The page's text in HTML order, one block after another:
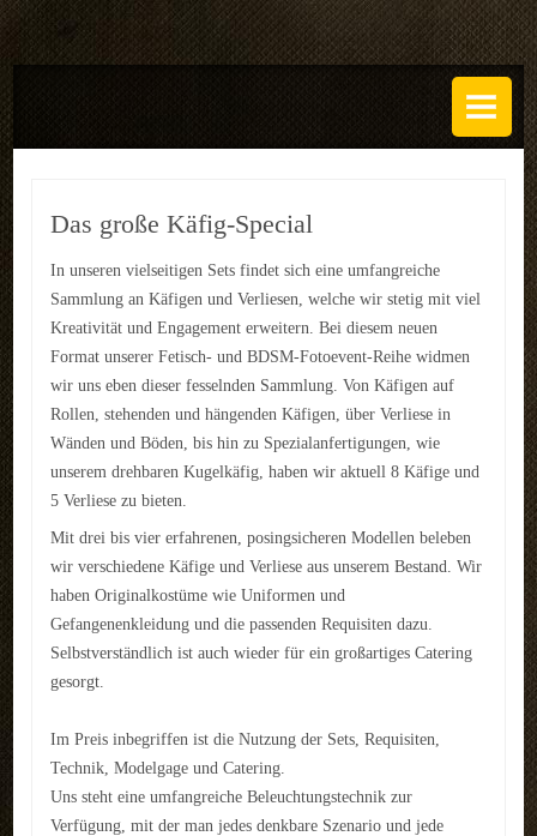
History
SETS
GALERIEN
EVENTS
REFERENZEN
Anfahrt
Impressum
Das große Käfig-Special
In unseren vielseitigen Sets findet sich eine umfangreiche
Sammlung an Käfigen und Verliesen, welche wir stetig mit viel
Kreativität und Engagement erweitern. Bei diesem neuen
Format unserer Fetisch- und BDSM-Fotoevent-Reihe widmen
wir uns eben dieser fesselnden Sammlung. Von Käfigen auf
Rollen, stehenden und hängenden Käfigen, über Verliese in
Wänden und Böden, bis hin zu Spezialanfertigungen, wie
unserem drehbaren Kugelkäfig, haben wir aktuell 8 Käfige und
5 Verliese zu bieten.
Mit drei bis vier erfahrenen, posingsicheren Modellen beleben
wir verschiedene Käfige und Verliese aus unserem Bestand. Wir
haben Originalkostüme wie Uniformen und
Gefangenenkleidung und die passenden Requisiten dazu.
Selbstverständlich ist auch wieder für ein großartiges Catering
gesorgt.
Im Preis inbegriffen ist die Nutzung der Sets, Requisiten,
Technik, Modelgage und Catering.
Uns steht eine umfangreiche Beleuchtungstechnik zur
Verfügung, mit der man jedes denkbare Szenario und jede